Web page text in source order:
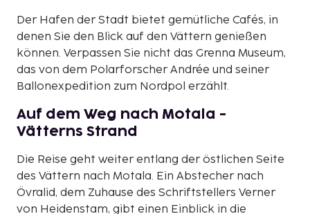
Der Hafen der Stadt bietet gemütliche Cafés, in
denen Sie den Blick auf den Vättern genießen
können. Verpassen Sie nicht das Grenna Museum,
das von dem Polarforscher Andrée und seiner
Ballonexpedition zum Nordpol erzählt.
Auf dem Weg nach Motala -
Vätterns Strand
Die Reise geht weiter entlang der östlichen Seite
des Vättern nach Motala. Ein Abstecher nach
Övralid, dem Zuhause des Schriftstellers Verner
von Heidenstam, gibt einen Einblick in die